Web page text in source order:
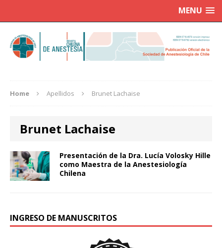
MENU
Home Apellidos Brunet Lachaise
Brunet Lachaise
Presentación de la Dra. Lucía Volosky Hille
como Maestra de la Anestesiología
Chilena
INGRESO DE MANUSCRITOS